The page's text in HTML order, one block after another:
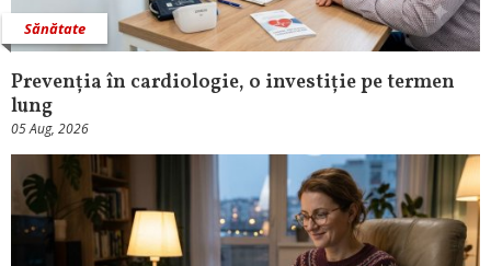
Sănătate
Prevenția în cardiologie, o investiție pe termen
lung
05 Aug, 2026